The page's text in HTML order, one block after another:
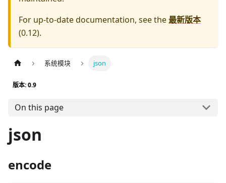
For up-to-date documentation, see the最新版本
(0.12).
系统模块 json
版本: 0.9
On this page
json
encode